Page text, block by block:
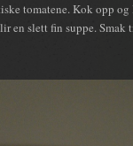
tomatene. Kok opp
en slett fin suppe. Smak